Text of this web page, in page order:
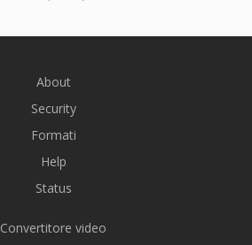
About
Security
Formati
Help
Status
Convertitore video